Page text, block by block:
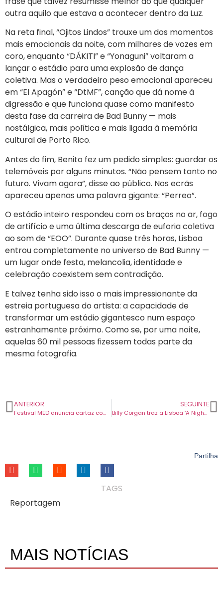
outra aquilo que estava a acontecer dentro da Luz.
Na reta final, “Ojitos Lindos” trouxe um dos momentos
mais emocionais da noite, com milhares de vozes em
coro, enquanto “DÁKITI” e “Yonaguni” voltaram a
lançar o estádio para uma explosão de dança
coletiva. Mas o verdadeiro peso emocional apareceu
em “El Apagón” e “DtMF”, canção que dá nome à
digressão e que funciona quase como manifesto
desta fase da carreira de Bad Bunny — mais
nostálgica, mais política e mais ligada à memória
cultural de Porto Rico.
Antes do fim, Benito fez um pedido simples: guardar os
telemóveis por alguns minutos. “Não pensem tanto no
futuro. Vivam agora”, disse ao público. Nos ecrãs
apareceu apenas uma palavra gigante: “Perreo”.
O estádio inteiro respondeu com os braços no ar, fogo
de artifício e uma última descarga de euforia coletiva
ao som de “EOO”. Durante quase três horas, Lisboa
entrou completamente no universo de Bad Bunny —
um lugar onde festa, melancolia, identidade e
celebração coexistem sem contradição.
E talvez tenha sido isso o mais impressionante da
estreia portuguesa do artista: a capacidade de
transformar um estádio gigantesco num espaço
estranhamente próximo. Como se, por uma noite,
aquelas 60 mil pessoas fizessem todas parte da
mesma fotografia.
ANTERIOR
Festival MED anuncia cartaz completo para a edição de 2026. São mais de 50 concertos.
SEGUINTE
Billy Corgan traz a Lisboa ‘A Night of Mellon Collie and Infinite Sadness’ acompanhado de orquestra.
Partilha
TAGS
Reportagem
MAIS NOTÍCIAS